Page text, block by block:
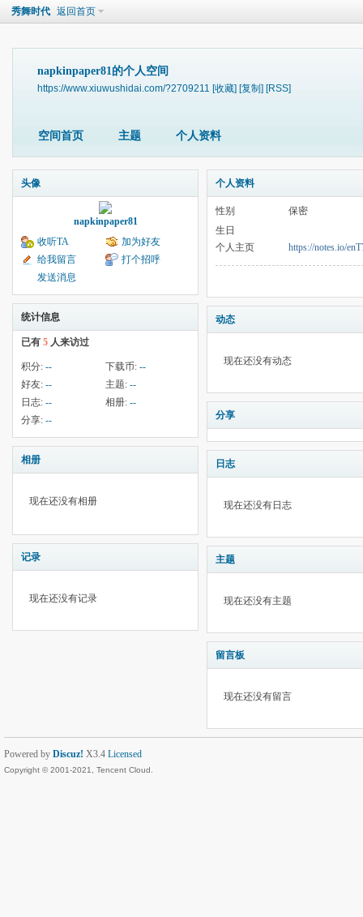
秀舞时代 返回首页
napkinpaper81的个人空间
https://www.xiuwushidai.com/?2709211 [收藏] [复制] [RSS]
空间首页 主题 个人资料
头像
napkinpaper81
收听TA
加为好友
给我留言
打个招呼
发送消息
统计信息
已有 5 人来访过
积分: -- 下载币: --
好友: -- 主题: --
日志: -- 相册: --
分享: --
相册
现在还没有相册
记录
现在还没有记录
个人资料
性别
保密
生日
个人主页
https://notes.io/
动态
现在还没有动态
分享
日志
现在还没有日志
主题
现在还没有主题
留言板
现在还没有留言
Powered by Discuz! X3.4 Licensed
Copyright © 2001-2021, Tencent Cloud.